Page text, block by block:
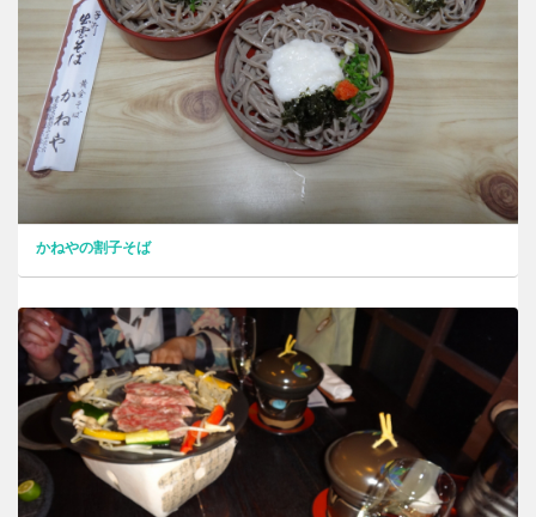
かねやの割子そば